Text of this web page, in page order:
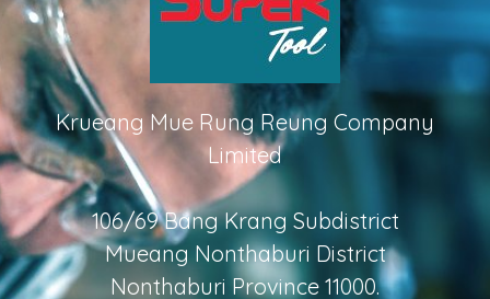
Krueang Mue Rung Reung Company
Limited
106/69 Bang Krang Subdistrict
Mueang Nonthaburi District
Nonthaburi Province 11000.